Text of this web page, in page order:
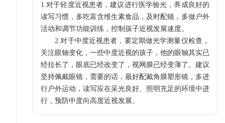
1.对于轻度近视患者，建议进行医学验光，养成良好的
读写习惯，多吃富含维生素食品，及时配镜，多做户外
活动和调节功能训练，控制孩子近视发展速度。
2.对于中度近视患者，要定期做光学测量仪检查，
关注眼轴变化，一些中度近视的孩子，他的眼轴其实已
经拉长了，眼底已经改变了，视网膜已经变薄了。建议
坚持佩戴眼镜，需要的话，最好配戴角膜塑形镜，多进
行户外运动，读写应在采光良好、照明充足的环境中进
行，预防中度向高度近视发展。